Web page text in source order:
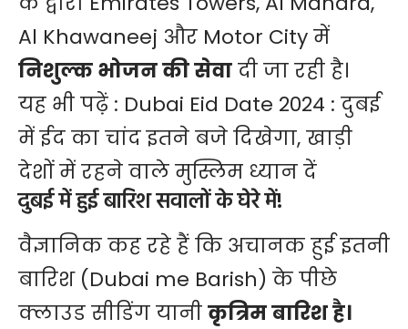
Al Khawaneej और Motor City में
निशुल्क भोजन की सेवादी जा रही है।
यह भी पढ़ें : Dubai Eid Date 2024 : दुबई
में ईद का चांद इतने बजे दिखेगा, खाड़ी
देशों में रहने वाले मुस्लिम ध्यान दें
दुबई में हुई बारिश सवालों के घेरे में!
वैज्ञानिक कह रहे हैं कि अचानक हुई इतनी
बारिश (Dubai me Barish) के पीछे
क्लाउड सीडिंग यानीकृत्रिम बारिश है।